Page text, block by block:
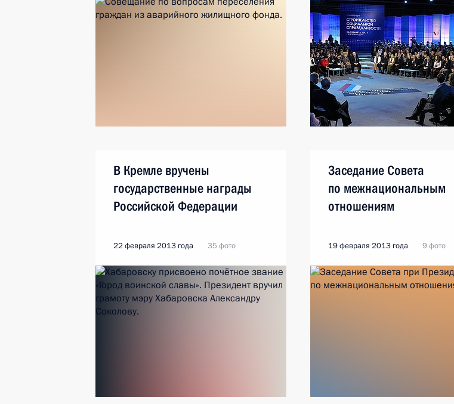
В Кремле вручены
государственные награды
Российской Федерации
22 февраля 2013 года 35 фото
Заседание Совета
по межнациональным
отношениям
19 февраля 2013 года 9 фото